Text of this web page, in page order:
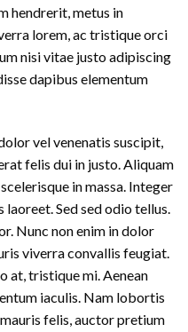
hendrerit, metus in
lorem, ac tristique orci
nisi vitae justo adipiscing
dapibus elementum
vel venenatis suscipit,
felis dui in justo. Aliquam
in massa. Integer
laoreet. Sed sed odio tellus.
Nunc non enim in dolor
viverra convallis feugiat.
at, tristique mi. Aenean
iaculis. Nam lobortis
felis, auctor pretium